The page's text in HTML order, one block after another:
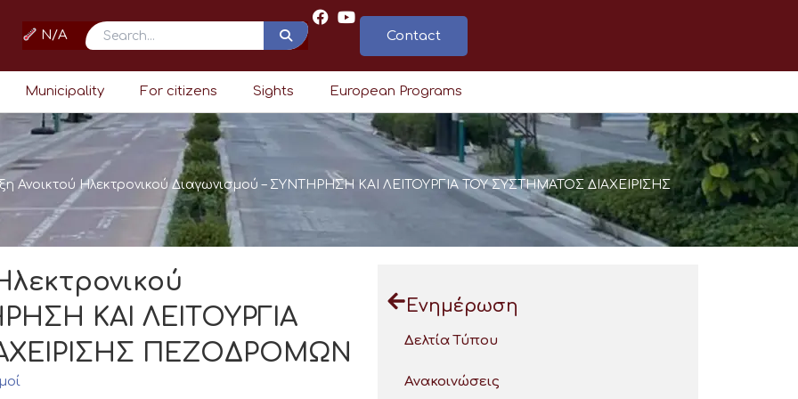
N/A Search Contact
Municipality For citizens Sights European Programs
Ανοικτού Ηλεκτρονικού Διαγωνισμού – ΣΥΝΤΗΡΗΣΗ ΚΑΙ ΛΕΙΤΟΥΡΓΙΑ ΤΟΥ ΣΥΣΤΗΜΑΤΟΣ ΔΙΑΧΕΙΡΙΣΗΣ
ΚΑΙ ΛΕΙΤΟΥΡΓΙΑ
ΠΕΖΟΔΡΟΜΩΝ
Ενημέρωση
Δελτία Τύπου
Ανακοινώσεις